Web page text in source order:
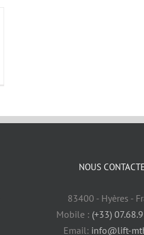
NOUS
83400 - Hyères -
Mobile : (+33)
Email: info@lift-